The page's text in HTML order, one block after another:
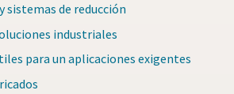
sistemas de reducción
industriales
para un aplicaciones exigentes